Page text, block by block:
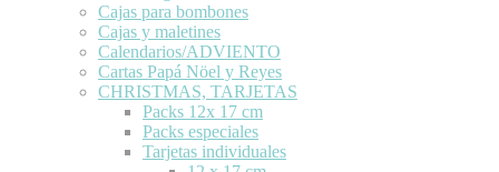
Cajas para bombones
Cajas y maletines
Calendarios/ADVIENTO
Cartas Papá Nöel y Reyes
CHRISTMAS, TARJETAS
Packs 12x 17 cm
Packs especiales
Tarjetas individuales